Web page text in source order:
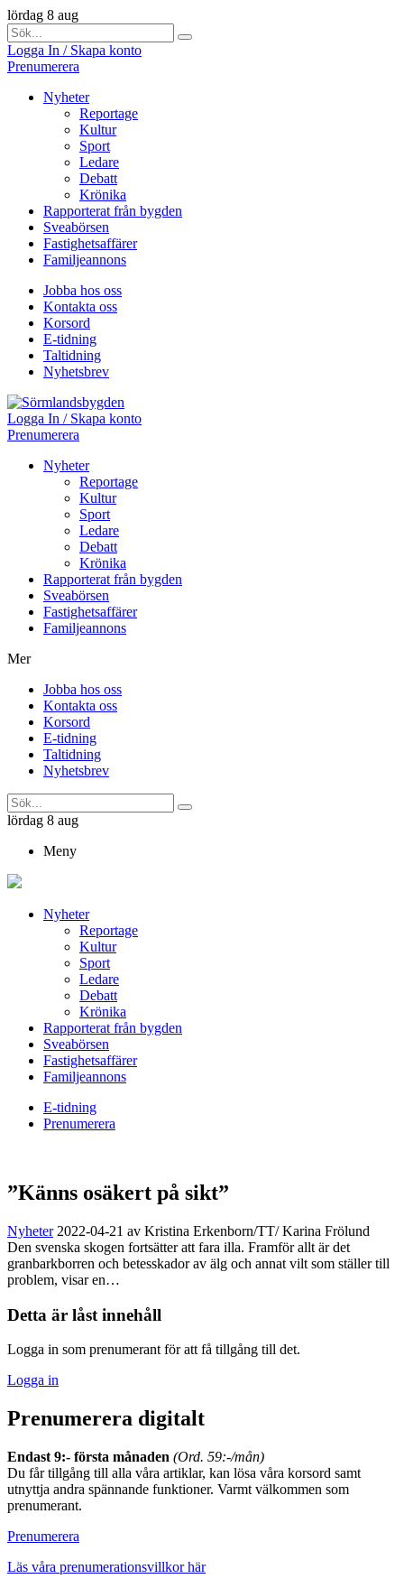
lördag 8 aug
Logga In / Skapa konto
Prenumerera
Nyheter
Reportage
Kultur
Sport
Ledare
Debatt
Krönika
Rapporterat från bygden
Sveabörsen
Fastighetsaffärer
Familjeannons
Jobba hos oss
Kontakta oss
Korsord
E-tidning
Taltidning
Nyhetsbrev
Logga In / Skapa konto
Prenumerera
Nyheter
Reportage
Kultur
Sport
Ledare
Debatt
Krönika
Rapporterat från bygden
Sveabörsen
Fastighetsaffärer
Familjeannons
Mer
Jobba hos oss
Kontakta oss
Korsord
E-tidning
Taltidning
Nyhetsbrev
lördag 8 aug
Meny
Nyheter
Reportage
Kultur
Sport
Ledare
Debatt
Krönika
Rapporterat från bygden
Sveabörsen
Fastighetsaffärer
Familjeannons
E-tidning
Prenumerera
”Känns osäkert på sikt”
Nyheter 2022-04-21 av Kristina Erkenborn/TT/ Karina Frölund
Den svenska skogen fortsätter att fara illa. Framför allt är det
granbarkborren och betesskador av älg och annat vilt som ställer till
problem, visar en…
Detta är låst innehåll
Logga in som prenumerant för att få tillgång till det.
Logga in
Prenumerera digitalt
Endast 9:- första månaden (Ord. 59:-/mån)
Du får tillgång till alla våra artiklar, kan lösa våra korsord samt
utnyttja andra spännande funktioner. Varmt välkommen som
prenumerant.
Prenumerera
Läs våra prenumerationsvillkor här